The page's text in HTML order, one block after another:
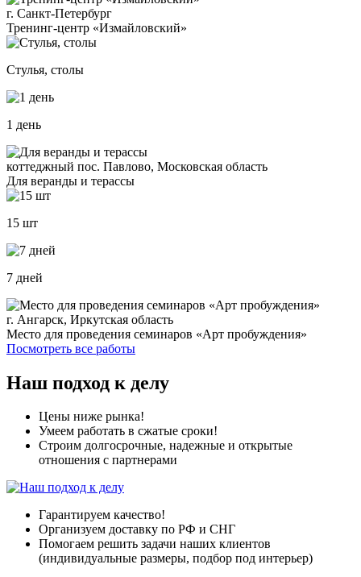
г. Санкт-Петербург
Тренинг-центр «Измайловский»
Стулья, столы
1 день
коттеджный пос. Павлово, Московская область
Для веранды и терассы
15 шт
7 дней
г. Ангарск, Иркутская область
Место для проведения семинаров «Арт пробуждения»
Посмотреть все работы
Наш подход к делу
Цены ниже рынка!
Умеем работать в сжатые сроки!
Строим долгосрочные, надежные и открытые
отношения с партнерами
Гарантируем качество!
Организуем доставку по РФ и СНГ
Помогаем решить задачи наших клиентов
(индивидуальные размеры, подбор под интерьер)